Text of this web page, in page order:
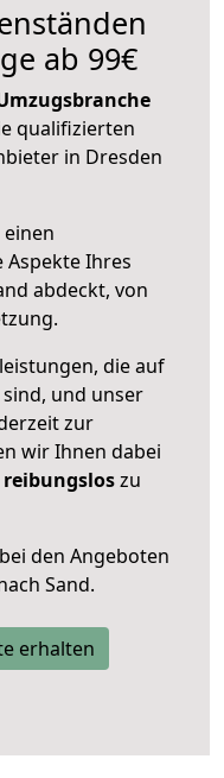
ab 99€
qualifizierten
in Dresden
Aspekte Ihres
abdeckt, von
die auf
und unser
zur
wir Ihnen dabei
zu
bei den Angeboten
Sand.
erhalten